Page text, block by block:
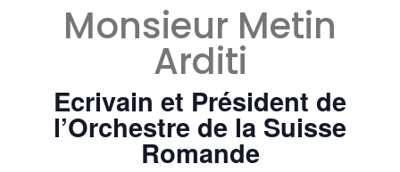
Monsieur Metin
Arditi
Ecrivain et Président de
l’Orchestre de la Suisse
Romande